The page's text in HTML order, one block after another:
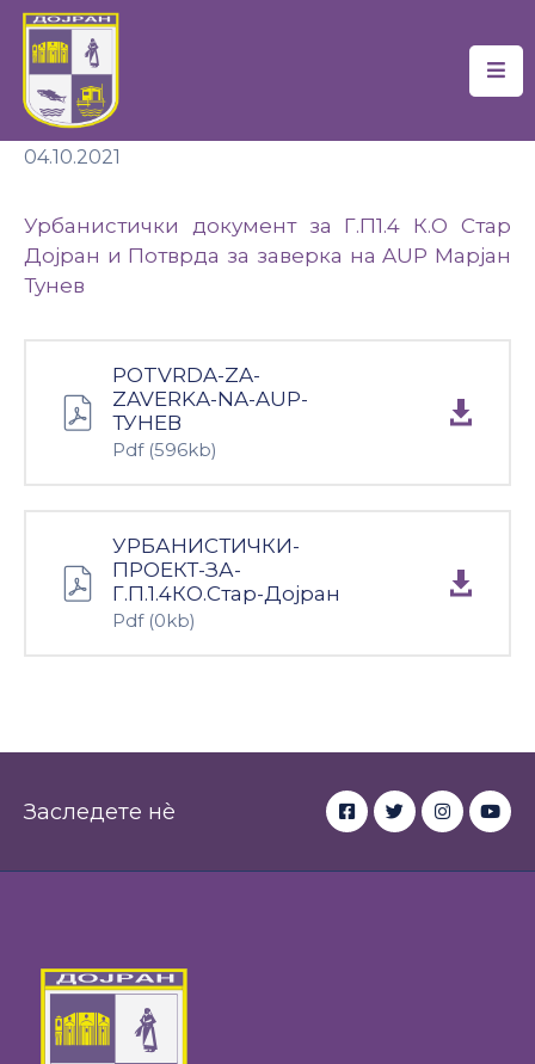
Почетна
Локална
Новости
Проекти
Услуги
Настани
04.10.2021
Урбанистички документ за Г.П1.4 К.О Стар
Дојран и Потврда за заверка на AUP Марјан
Тунев
POTVRDA-ZA-
ZAVERKA-NA-AUP-
ТУНЕВ
Pdf (596kb)
УРБАНИСТИЧКИ-
ПРОЕКТ-ЗА-
Г.П.1.4КО.Стар-Дојран
Pdf (0kb)
Заследете нè